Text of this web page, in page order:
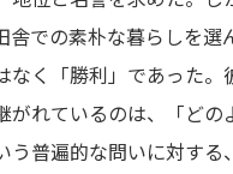
舎での素朴な暮らしを選
なく「勝利」であった。
がれているのは、「どの
う普遍的な問いに対する